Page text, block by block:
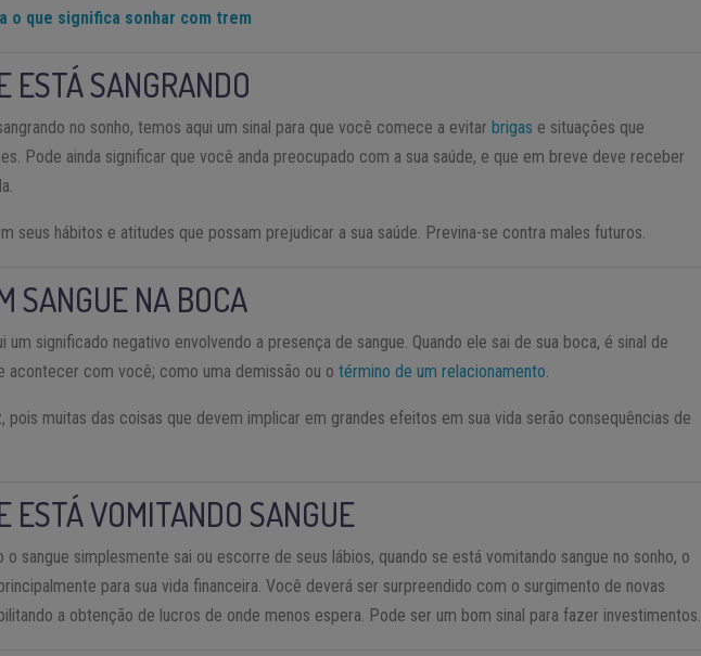
o que significa sonhar com trem
ESTÁ SANGRANDO
no sonho, temos aqui um sinal para que você comece a evitar brigas e situações que
Pode ainda significar que você anda preocupado com a sua saúde, e que em breve deve receber
seus hábitos e atitudes que possam prejudicar a sua saúde. Previna-se contra males futuros.
SANGUE NA BOCA
um significado negativo envolvendo a presença de sangue. Quando ele sai de sua boca, é sinal de
acontecer com você; como uma demissão ou otérmino de um relacionamento.
pois muitas das coisas que devem implicar em grandes efeitos em sua vida serão consequências de
ESTÁ VOMITANDO SANGUE
o sangue simplesmente sai ou escorre de seus lábios, quando se está vomitando sangue no sonho, o
para sua vida financeira. Você deverá ser surpreendido com o surgimento de novas
a obtenção de lucros de onde menos espera. Pode ser um bom sinal para fazer investimentos.